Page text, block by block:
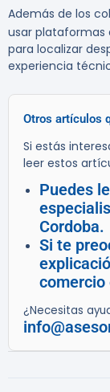
Además de los
usar plataformas
para localizar
experiencia
Otros artículos
Si estás
leer estos
Puedes
Cordoba.
Si te
comercio
¿Necesitas